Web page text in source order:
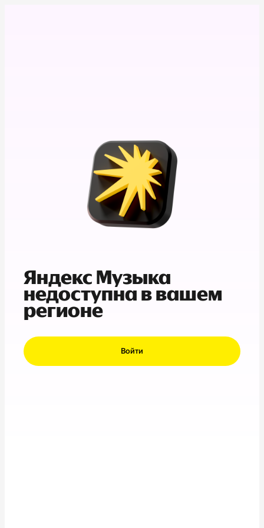
Яндекс Музыка
недоступна в вашем
регионе
Войти